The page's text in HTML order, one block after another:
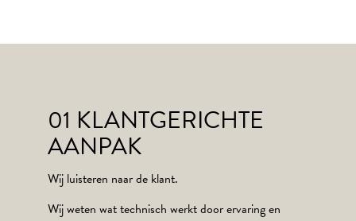
01 KLANTGERICHTE
AANPAK
Wij luisteren naar de klant.
Wij weten wat technisch werkt door ervaring en